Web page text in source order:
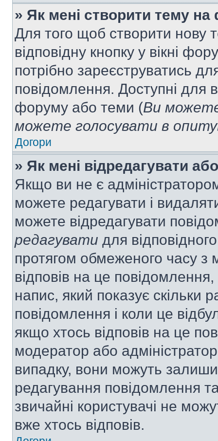
» Як мені створити тему на
Для того щоб створити нову
відповідну кнопку у вікні
потрібно зареєструватись
повідомлення. Доступні для
форуму або теми (Ви
можете голосувати в
Догори
» Як мені відредагувати
Якщо ви не є
можете редагувати і
можете відредагувати
редагувати для
протягом обмеженого часу
відповів на це
напис, який показує скільки
повідомлення і коли це
якщо хтось відповів на це
модератор або
випадку, вони можуть
редагування повідомлення
звичайні користувачі не
вже хтось відповів.